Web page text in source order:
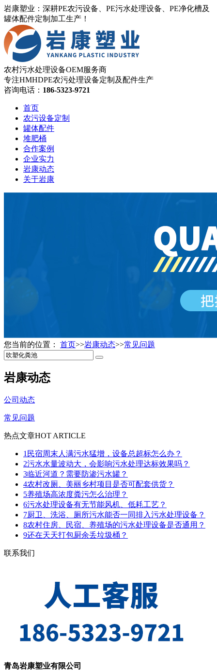
岩康塑业：深耕PE农污设备、PE污水处理设备、PE净化槽及
罐体配件定制加工生产！
农村污水处理设备OEM服务商
专注HMHDPE农污处理设备定制及配件生产
咨询电话： 186-5323-9721
首页
农污设备定制
罐体配件
堆肥桶
合作案例
企业实力
岩康动态
关于岩康
您当前的位置： 首页>>岩康动态>>常见问题
岩康动态
公司动态
常见问题
热点文章HOT ARTICLE
1 民宿周末人满污水猛增，设备总超标怎么办？
2污水水量波动大，会影响污水处理达标效果吗？
3临近河道？需要防渗污水罐？
4农村改厕、美丽乡村项目是否可配套供货？
5养殖场高浓度粪污怎么治理？
6污水处理设备有无节能风机、低耗工艺？
7厨卫、洗浴、厕所污水能否一同排入污水处理设备？
8农村住房、民宿、养殖场的污水处理设备是否通用？
9还在天天打包厨余丢垃圾桶？
联系我们
青岛岩康塑业有限公司